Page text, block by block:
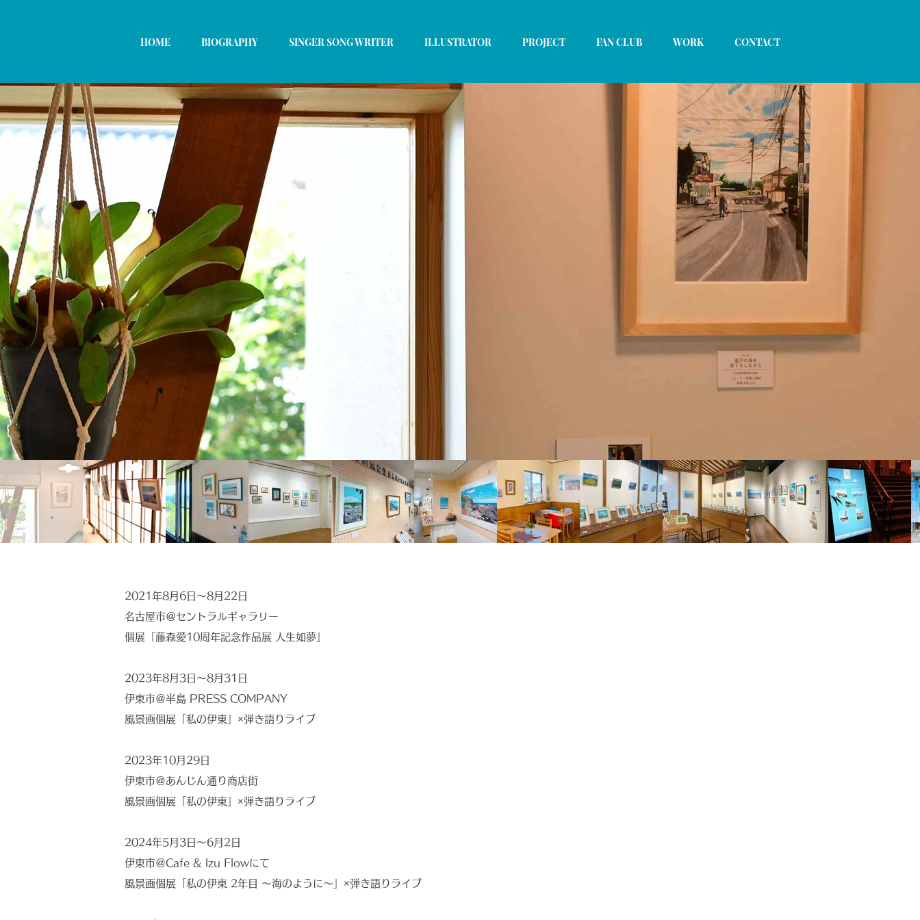
HOME BIOGRAPHY SINGER SONG WRITER ILLUSTRATOR PROJECT FAN CLUB WORK CONTACT
​2021年8月6日〜8月22日
名古屋市＠セントラルギャラリー
個展「藤森愛10周年記念作品展 人生如夢」
2023年8月3日〜8月31日
伊東市＠半島 PRESS COMPANY
風景画個展「私の伊東」×弾き語りライブ
2023年10月29日
伊東市＠あんじん通り商店街
風景画個展「私の伊東」×弾き語りライブ
2024年5月3日〜6月2日
伊東市＠Cafe & Izu Flowにて
風景画個展「私の伊東 2年目 〜海のように〜」×弾き語りライブ